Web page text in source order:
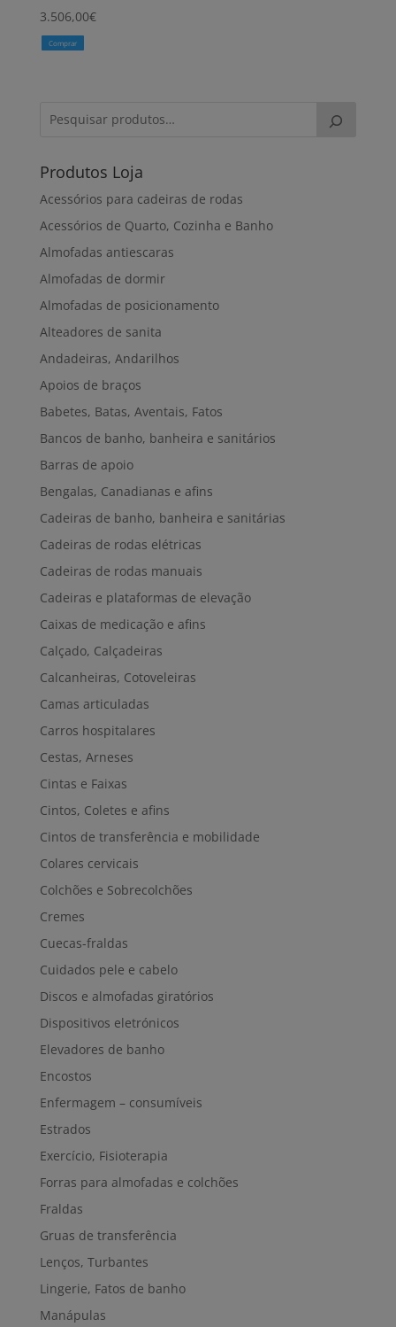
3.506,00€
Comprar
Produtos Loja
Acessórios para cadeiras de rodas
Acessórios de Quarto, Cozinha e Banho
Almofadas antiescaras
Almofadas de dormir
Almofadas de posicionamento
Alteadores de sanita
Andadeiras, Andarilhos
Apoios de braços
Babetes, Batas, Aventais, Fatos
Bancos de banho, banheira e sanitários
Barras de apoio
Bengalas, Canadianas e afins
Cadeiras de banho, banheira e sanitárias
Cadeiras de rodas elétricas
Cadeiras de rodas manuais
Cadeiras e plataformas de elevação
Caixas de medicação e afins
Calçado, Calçadeiras
Calcanheiras, Cotoveleiras
Camas articuladas
Carros hospitalares
Cestas, Arneses
Cintas e Faixas
Cintos, Coletes e afins
Cintos de transferência e mobilidade
Colares cervicais
Colchões e Sobrecolchões
Cremes
Cuecas-fraldas
Cuidados pele e cabelo
Discos e almofadas giratórios
Dispositivos eletrónicos
Elevadores de banho
Encostos
Enfermagem – consumíveis
Estrados
Exercício, Fisioterapia
Forras para almofadas e colchões
Fraldas
Gruas de transferência
Lenços, Turbantes
Lingerie, Fatos de banho
Manápulas